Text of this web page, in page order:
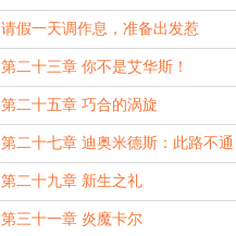
请假一天调作息，准备出发惹
第二十三章 你不是艾华斯！
第二十五章 巧合的涡旋
第二十七章 迪奥米德斯：此路不通
第二十九章 新生之礼
第三十一章 炎魔卡尔